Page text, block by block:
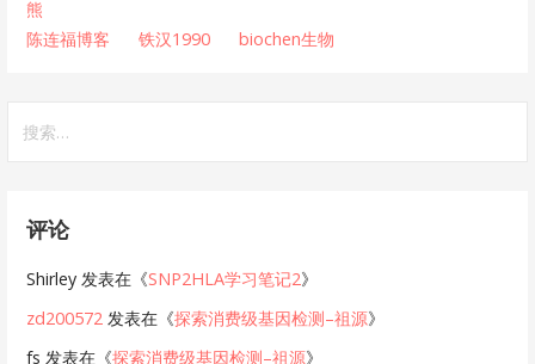
熊
陈连福博客
铁汉1990 biochen生物
索：
评论
Shirley 发表在《SNP2HLA学习笔记2》
zd200572 发表在《探索消费级基因检测–祖源》
fs 发表在《探索消费级基因检测–祖源》